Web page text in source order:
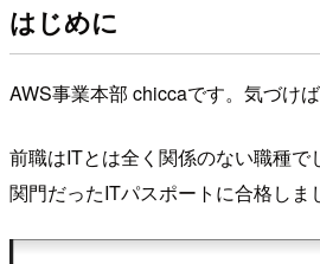
はじめに
AWS事業本部 chiccaです。気づけ
前職はITとは全く関係のない職種
関門だったITパスポートに合格しま